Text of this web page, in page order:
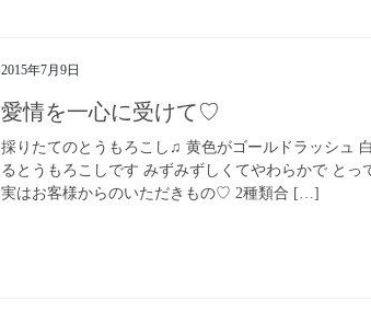
2015年7月9日
愛情を一心に受けて♡
採りたてのとうもろこし♫ 黄色がゴールドラッシュ
るとうもろこしです みずみずしくてやわらかで と
実はお客様からのいただきもの♡ 2種類合 […]